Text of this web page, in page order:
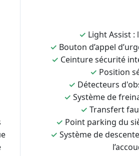
✓ Light Assist :
✓ Bouton d’appel
✓ Ceinture sécurité
✓ Position
✓ Détecteurs
✓ Système de
✓ Transfert
✓ Point parking du
✓ Système de